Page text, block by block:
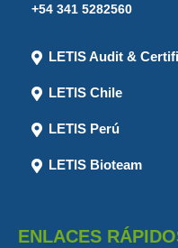
+54 341 5282560
LETIS Audit &
LETIS Chile
LETIS Perú
LETIS Bioteam
ENLACES